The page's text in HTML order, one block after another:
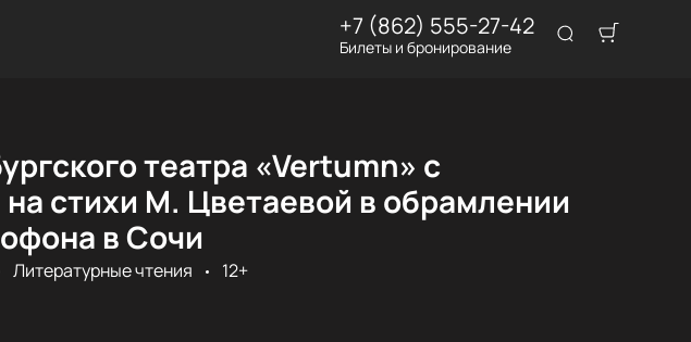
+7 (862) 555-27-42
Билеты и бронирование
театра «Vertumn» с
стихи М. Цветаевой в обрамлении
в Сочи
Литературные чтения
12+